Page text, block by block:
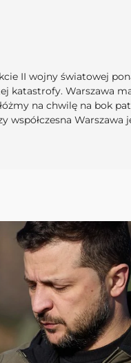
II wojny światowej
katastrofy. Warszawa
na chwilę na bok
Warszawa